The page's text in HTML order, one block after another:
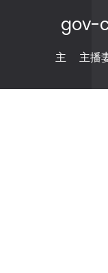
gov-
主 主播